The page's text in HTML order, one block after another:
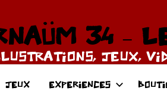
34 –
JEUX,
JEUX EXPERIENCES